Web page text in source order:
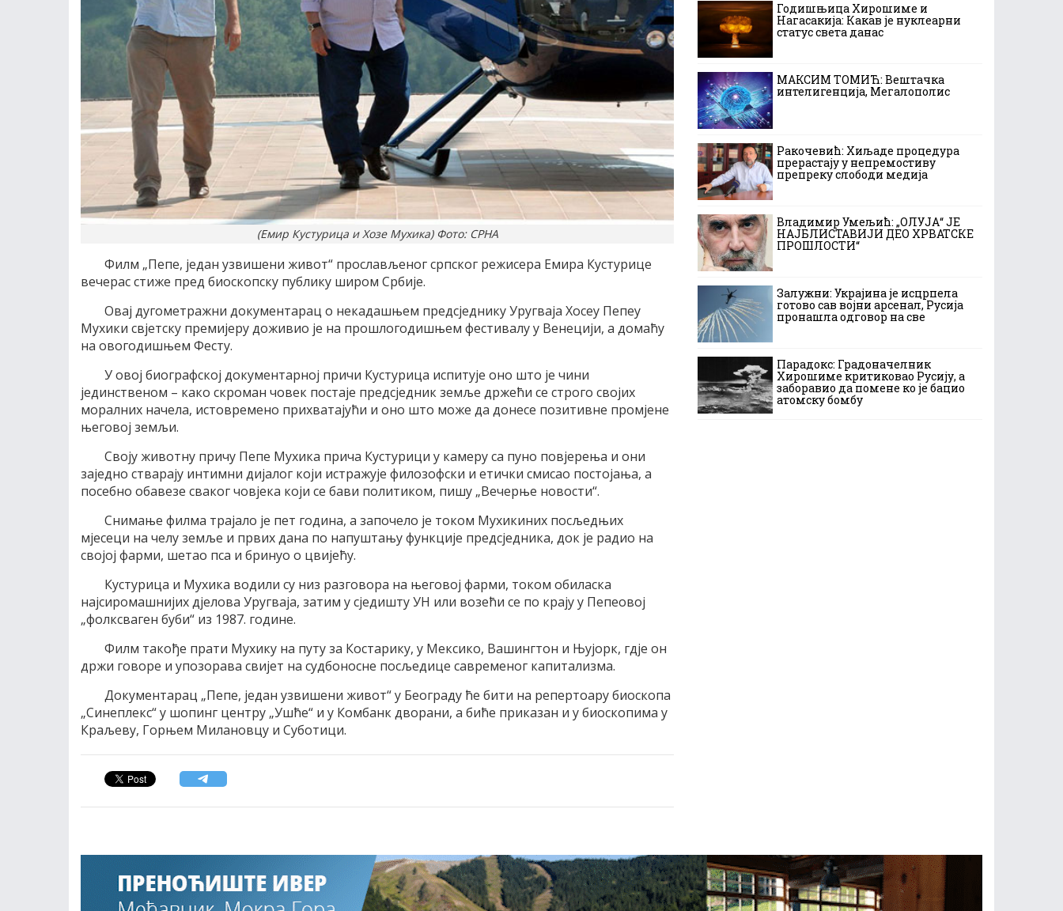
(Емир Кустурица и Хозе Мухика) Фото: СРНА
Филм „Пепе, један узвишени живот“ прослављеног српског режисера Емира Кустурице
вечерас стиже пред биоскопску публику широм Србије.
Овај дугометражни документарац о некадашњем предсједнику Уругваја Хосеу Пепеу
Мухики свјетску премијеру доживио је на прошлогодишњем фестивалу у Венецији, а домаћу
на овогодишњем Фесту.
У овој биографској документарној причи Кустурица испитује оно што је чини
јединственом – како скроман човек постаје предсједник земље држећи се строго својих
моралних начела, истовремено прихватајући и оно што може да донесе позитивне промјене
његовој земљи.
Своју животну причу Пепе Мухика прича Кустурици у камеру са пуно повјерења и они
заједно стварају интимни дијалог који истражује филозофски и етички смисао постојања, а
посебно обавезе сваког човјека који се бави политиком, пишу „Вечерње новости“.
Снимање филма трајало је пет година, а започело је током Мухикиних посљедњих
мјесеци на челу земље и првих дана по напуштању функције предсједника, док је радио на
својој фарми, шетао пса и бринуо о цвијећу.
Кустурица и Мухика водили су низ разговора на његовој фарми, током обиласка
најсиромашнијих дјелова Уругваја, затим у сједишту УН или возећи се по крају у Пепеовој
„фолксваген буби“ из 1987. године.
Филм такође прати Мухику на путу за Костарику, у Мексико, Вашингтон и Њујорк, гдје он
држи говоре и упозорава свијет на судбоносне посљедице савременог капитализма.
Документарац „Пепе, један узвишени живот“ у Београду ће бити на репертоару биоскопа
„Синеплекс“ у шопинг центру „Ушће“ и у Комбанк дворани, а биће приказан и у биоскопима у
Краљеву, Горњем Милановцу и Суботици.
Годишњица Хирошиме и
Нагасакија: Какав је нуклеарни
статус света данас
МАКСИМ ТОМИЋ: Вештачка
интелигенција, Мегалополис
Ракочевић: Хиљаде процедура
прерастају у непремостиву
препреку слободи медија
Владимир Умељић: „ОЛУЈА“ ЈЕ
НАЈБЛИСТАВИЈИ ДЕО ХРВАТСКЕ
ПРОШЛОСТИ“
Залужни: Украјина је исцрпела
готово сав војни арсенал, Русија
пронашла одговор на све
Парадокс: Градоначелник
Хирошиме критиковао Русију, а
заборавио да помене ко је бацио
атомску бомбу